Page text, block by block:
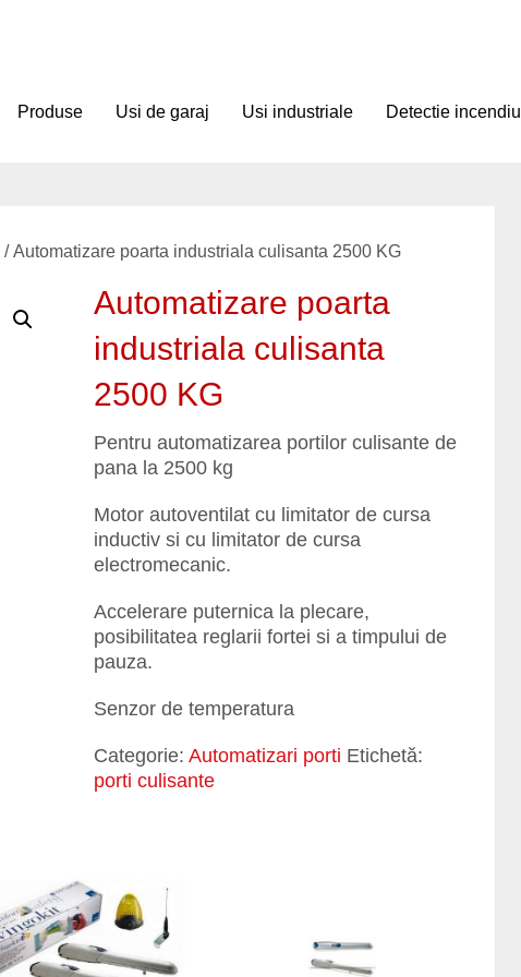
Produse Usi de garaj Usi industriale Detectie incendiu
/ Automatizare poarta industriala culisanta 2500 KG
Automatizare poarta
industriala culisanta
2500 KG
Pentru automatizarea portilor culisante de
pana la 2500 kg
Motor autoventilat cu limitator de cursa
inductiv si cu limitator de cursa
electromecanic.
Accelerare puternica la plecare,
posibilitatea reglarii fortei si a timpului de
pauza.
Senzor de temperatura
Categorie: Automatizari porti Etichetă:
porti culisante